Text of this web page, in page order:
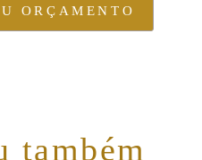
ORÇAMENTO
também